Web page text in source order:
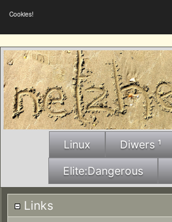
Cookies!
Linux Diwers ¹
Elite:Dangerous
Links